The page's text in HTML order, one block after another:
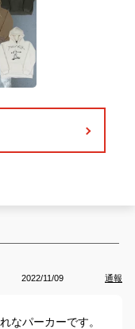
2022/11/09 通報
なパーカーです。